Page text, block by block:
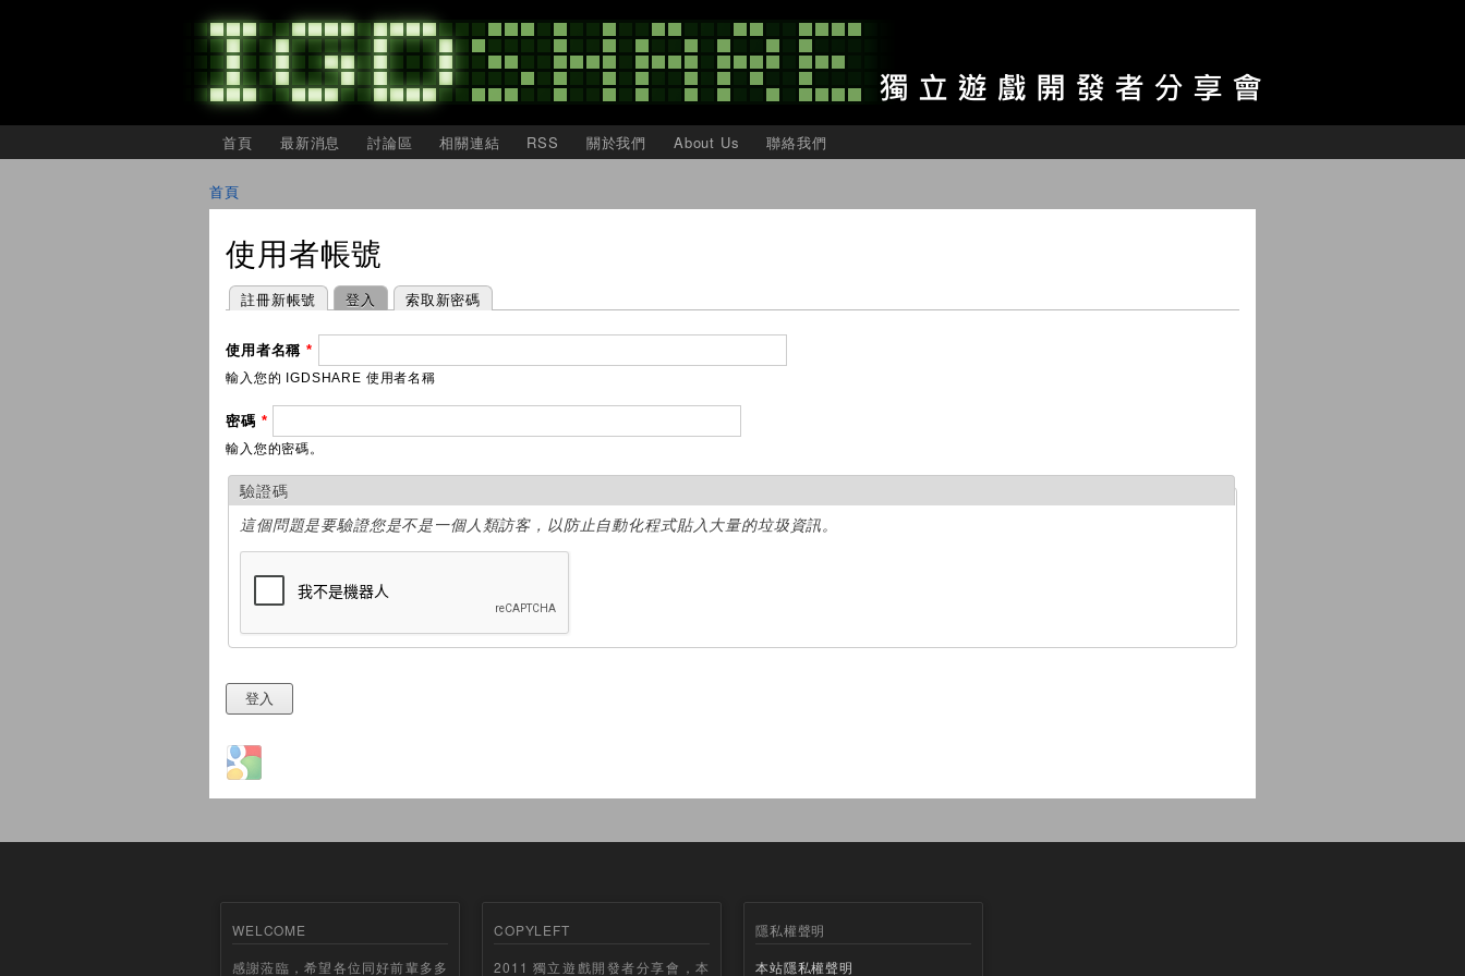
至
主
容
IGDSHARE
首頁 最新消息 討論區 相關連結 RSS 關於我們 About Us 聯絡我們
首頁
使用者帳號
主要索引標籤
註冊新帳號 登入
(作用中頁籤) 索取新密碼
使用者名稱*
輸入您的 IGDSHARE 使用者名稱
密碼 *
輸入您的密碼。
驗證碼
這個問題是要驗證您是不是一個人類訪客，以防止自動化程式貼入大量的垃圾資訊。
Login with Google
WELCOME
感謝蒞臨，希望各位同好前輩多多
COPYLEFT
2011 獨立遊戲開發者分享會，本
隱私權聲明
本站隱私權聲明